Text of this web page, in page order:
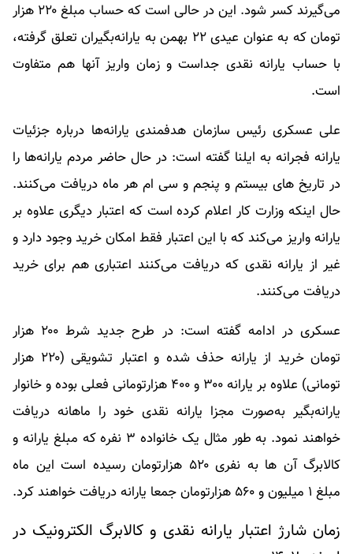
می‌گیرند کسر شود. این در حالی است که حساب مبلغ ۲۲۰ هزار
تومان که به عنوان عیدی ۲۲ بهمن به یارانه‌بگیران تعلق گرفته،
با حساب یارانه نقدی جداست و زمان واریز آنها هم متفاوت
است.
علی عسکری رئیس سازمان هدفمندی یارانه‌ها درباره جزئیات
یارانه فجرانه به ایلنا گفته است: در حال حاضر مردم یارانه‌ها را
در تاریخ های بیستم و پنجم و سی ام هر ماه دریافت می‌کنند.
حال اینکه وزارت کار اعلام کرده است که اعتبار دیگری علاوه بر
یارانه واریز می‌کند که با این اعتبار فقط امکان خرید وجود دارد و
غیر از یارانه نقدی که دریافت می‌کنند اعتباری هم برای خرید
دریافت می‌کنند.
عسکری در ادامه گفته است: در طرح جدید شرط ۲۰۰ هزار
تومان خرید از یارانه حذف شده و اعتبار تشویقی (۲۲۰ هزار
تومانی) علاوه بر یارانه ۳۰۰ و ۴۰۰ هزارتومانی فعلی بوده و خانوار
یارانه‌بگیر به‌صورت مجزا یارانه نقدی خود را ماهانه دریافت
خواهند نمود. به طور مثال یک خانواده ۳ نفره که مبلغ یارانه و
کالابرگ آن ها به نفری ۵۲۰ هزارتومان رسیده است این ماه
مبلغ ۱ میلیون و ۵۶۰ هزارتومان جمعا یارانه دریافت خواهند کرد.
زمان شارژ اعتبار یارانه نقدی و کالابرگ الکترونیک در